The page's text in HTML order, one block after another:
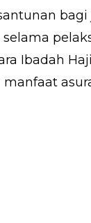
Ibadah